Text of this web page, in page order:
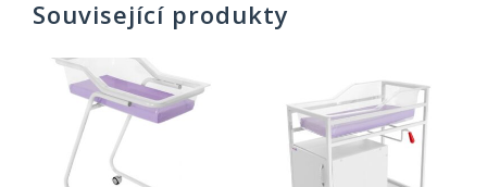
Související produkty